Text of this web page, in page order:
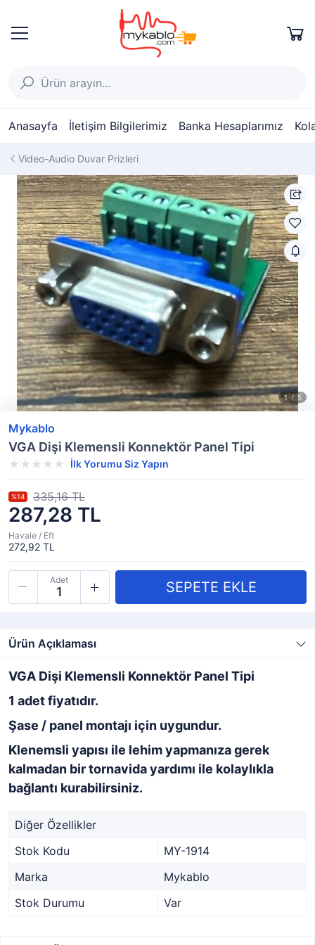
Anasayfa İletişim Bilgilerimiz Banka Hesaplarımız
Video-Audio Duvar Prizleri
Mykablo
VGA Dişi Klemensli Konnektör Panel Tipi
İlk Yorumu Siz Yapın
287,28 TL
%14 335,16 TL
Havale / Eft
272,92 TL
Adet
Ürün Açıklaması
VGA Dişi Klemensli Konnektör Panel Tipi
1 adet fiyatıdır.
Şase / panel montajı için uygundur.
Klenemsli yapısı ile lehim yapmanıza gerek
kalmadan bir tornavida yardımı ile kolaylıkla
bağlantı kurabilirsiniz.
Diğer Özellikler
Stok Kodu
MY-1914
Marka
Mykablo
Stok Durumu
Var